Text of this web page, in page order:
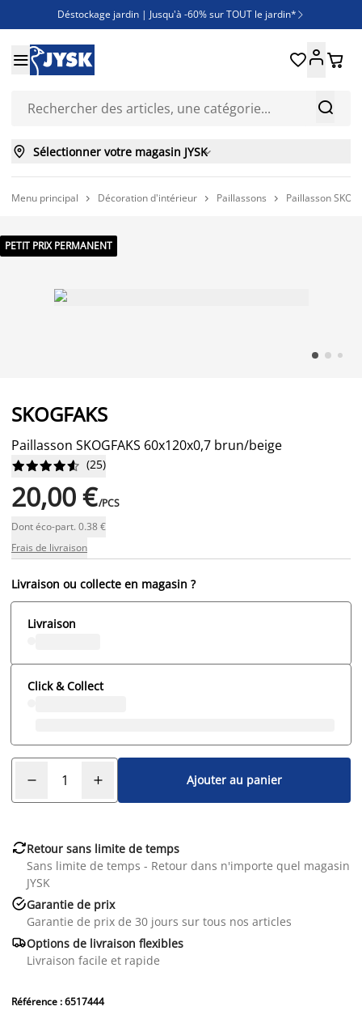
Déstockage jardin | Jusqu'à -60% sur TOUT le jardin* 
Jusqu'à -50% sur une sélection literie
Découvrez les nouveautés de la collection


 
 Sélectionner votre magasin JYSK
Menu principal  Décoration d'intérieur  Paillassons  Paillasson
PETIT PRIX PERMANENT
SKOGFAKS
Paillasson SKOGFAKS 60x120x0,7 brun/beige





 (25)
20,00 €/PCS
Dont éco-part. 0.38 €
Frais de livraison
Livraison ou collecte en magasin ?
Livraison
Click & Collect
Ajouter au panier
Retour sans limite de temps
Sans limite de temps - Retour dans n'importe quel magasin
JYSK
Garantie de prix
Garantie de prix de 30 jours sur tous nos articles
Options de livraison flexibles
Livraison facile et rapide
Référence : 6517444